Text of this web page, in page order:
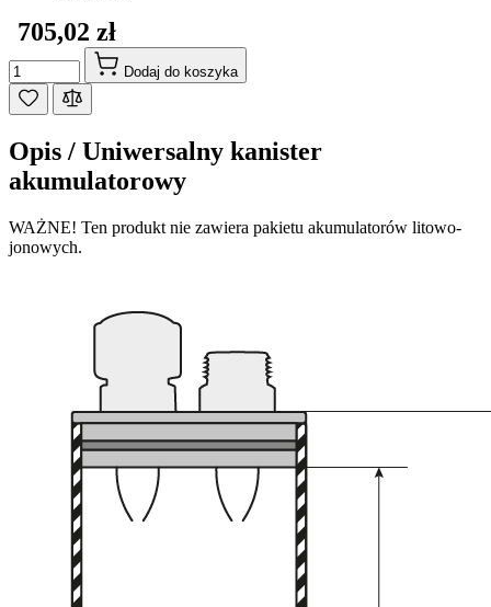
705,02 zł
Dodaj do koszyka
Opis / Uniwersalny kanister
akumulatorowy
WAŻNE! Ten produkt nie zawiera pakietu akumulatorów litowo-
jonowych.